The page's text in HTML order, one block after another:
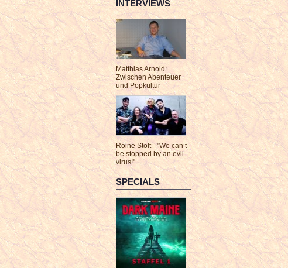
INTERVIEWS
Matthias Arnold:
Zwischen Abenteuer
und Popkultur
Roine Stolt - "We can’t
be stopped by an evil
virus!"
SPECIALS